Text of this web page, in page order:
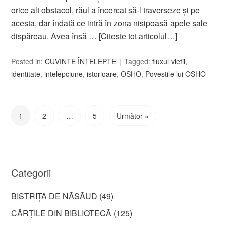
orice alt obstacol, răul a încercat să-l traverseze şi pe
acesta, dar îndată ce intră în zona nisipoasă apele sale
dispăreau. Avea însă … [Citeste tot articolul…]
Posted in:CUVINTE ÎNȚELEPTE Tagged:fluxul vietii,
identitate,intelepciune,istorioare,OSHO, Povestile lui OSHO
1 2 … 5 Următor »
Categorii
BISTRIȚA DE NĂSĂUD (49)
CĂRȚILE DIN BIBLIOTECĂ (125)